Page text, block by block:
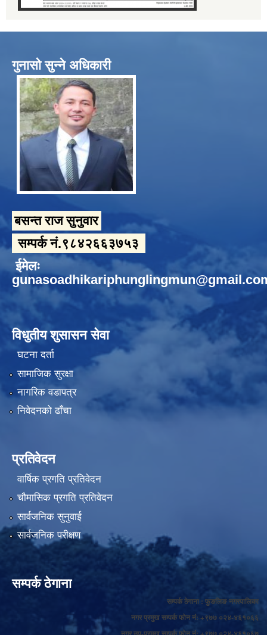
गुनासो सुन्ने अधिकारी
बसन्त राज सुनुवार
सम्पर्क नं.९८४२६६३७५३
ईमेलः
विधुतीय शुसासन सेवा
घटना दर्ता
सामाजिक सुरक्षा
नागरिक वडापत्र
निवेदनको ढाँचा
प्रतिवेदन
वार्षिक प्रगति प्रतिवेदन
चौमासिक प्रगति प्रतिवेदन
सार्वजनिक सुनुवाई
सार्वजनिक परीक्षण
सम्पर्क ठेगाना
सम्पर्क ठेगाना : फुङलिङ नगरपालिका
नगर प्रमुख सम्पर्क फोन नं: +९७७ ०२४-४६१०६६